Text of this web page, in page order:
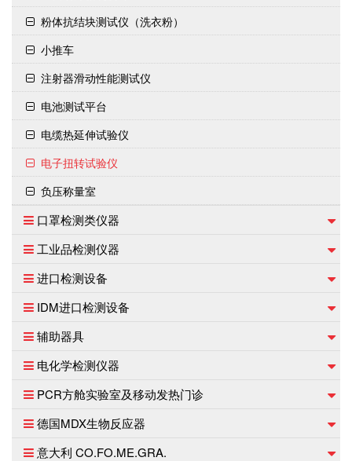
粉体抗结块测试仪（洗衣粉）
小推车
注射器滑动性能测试仪
电池测试平台
电缆热延伸试验仪
电子扭转试验仪
负压称量室
口罩检测类仪器
工业品检测仪器
进口检测设备
IDM进口检测设备
辅助器具
电化学检测仪器
PCR方舱实验室及移动发热门诊
德国MDX生物反应器
意大利 CO.FO.ME.GRA.